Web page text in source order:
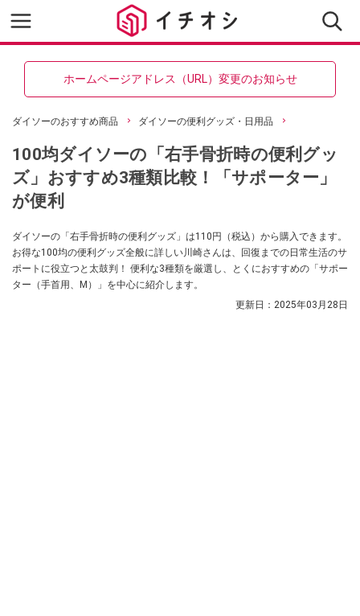
ホームページアドレス（URL）変更のお知らせ
ダイソーのおすすめ商品 ダイソーの便利グッズ・日用品
100均ダイソーの「右手骨折時の便利グッ
ズ」おすすめ3種類比較！「サポーター」
が便利
ダイソーの「右手骨折時の便利グッズ」は110円（税込）から購入できます。
お得な100均の便利グッズ全般に詳しい川崎さんは、回復までの日常生活のサ
ポートに役立つと太鼓判！ 便利な3種類を厳選し、とくにおすすめの「サポー
ター（手首用、M）」を中心に紹介します。
更新日： 2025年03月28日